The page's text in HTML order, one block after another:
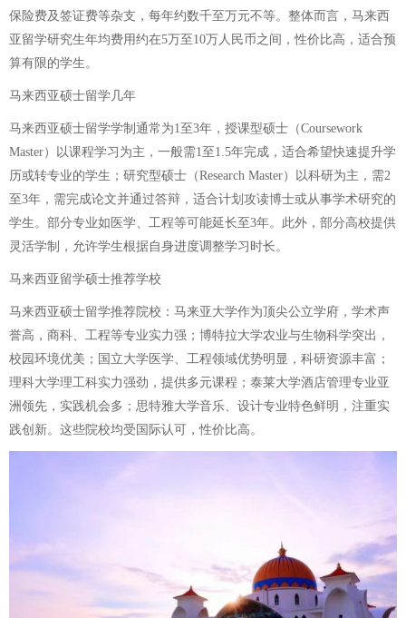
保险费及签证费等杂支，每年约数千至万元不等。整体而言，马来西
亚留学研究生年均费用约在5万至10万人民币之间，性价比高，适合预
算有限的学生。
马来西亚硕士留学几年
马来西亚硕士留学学制通常为1至3年，授课型硕士（Coursework
Master）以课程学习为主，一般需1至1.5年完成，适合希望快速提升学
历或转专业的学生；研究型硕士（Research Master）以科研为主，需2
至3年，需完成论文并通过答辩，适合计划攻读博士或从事学术研究的
学生。部分专业如医学、工程等可能延长至3年。此外，部分高校提供
灵活学制，允许学生根据自身进度调整学习时长。
马来西亚留学硕士推荐学校
马来西亚硕士留学推荐院校：马来亚大学作为顶尖公立学府，学术声
誉高，商科、工程等专业实力强；博特拉大学农业与生物科学突出，
校园环境优美；国立大学医学、工程领域优势明显，科研资源丰富；
理科大学理工科实力强劲，提供多元课程；泰莱大学酒店管理专业亚
洲领先，实践机会多；思特雅大学音乐、设计专业特色鲜明，注重实
践创新。这些院校均受国际认可，性价比高。